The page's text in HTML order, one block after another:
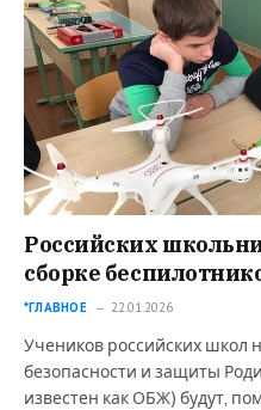
Российских
сборке
*ГЛАВНОЕ 22.01.2026
Учеников российских школ
безопасности и защиты
известен как ОБЖ) будут,